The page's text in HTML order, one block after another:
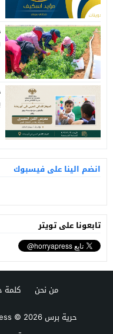
انضم الينا على فيسبوك
تابعونا على تويتر
من نحن كلمة
حرية برس Horrya press© 2026 جميع الحقوق محفوظة.